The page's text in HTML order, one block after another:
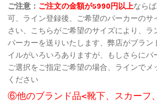
ご注意： ご注文の金額が5990円以上なら
可、ライン登録後、ご希望のパーカーのサ
さい、こちらがご希望のサイズにより、ラ
パーカーを送りいたします、弊店がブラン
イルがいろいろありますが、もしさらにパ
ご選択をご指定ご希望の場合、ラインでメ
ください
⑥他のブランド品<靴下、スカーフ